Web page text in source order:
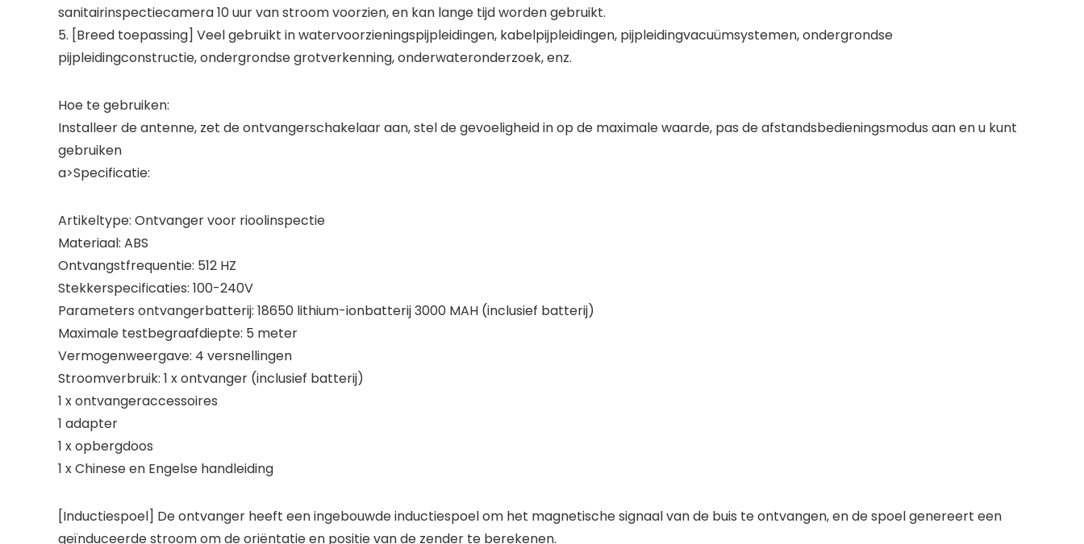
sanitairinspectiecamera 10 uur van stroom voorzien, en kan lange tijd worden gebruikt.
5. [Breed toepassing] Veel gebruikt in watervoorzieningspijpleidingen, kabelpijpleidingen, pijpleidingvacuümsystemen, ondergrondse
pijpleidingconstructie, ondergrondse grotverkenning, onderwateronderzoek, enz.
Hoe te gebruiken:
Installeer de antenne, zet de ontvangerschakelaar aan, stel de gevoeligheid in op de maximale waarde, pas de afstandsbedieningsmodus aan en u kunt
gebruiken
a>Specificatie:
Artikeltype: Ontvanger voor rioolinspectie
Materiaal: ABS
Ontvangstfrequentie: 512 HZ
Stekkerspecificaties: 100-240V
Parameters ontvangerbatterij: 18650 lithium-ionbatterij 3000 MAH (inclusief batterij)
Maximale testbegraafdiepte: 5 meter
Vermogenweergave: 4 versnellingen
Stroomverbruik: 1 x ontvanger (inclusief batterij)
1 x ontvangeraccessoires
1 adapter
1 x opbergdoos
1 x Chinese en Engelse handleiding
[Inductiespoel] De ontvanger heeft een ingebouwde inductiespoel om het magnetische signaal van de buis te ontvangen, en de spoel genereert een
geïnduceerde stroom om de oriëntatie en positie van de zender te berekenen.